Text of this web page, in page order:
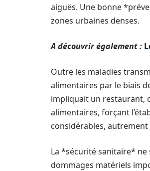
aiguës. Une bonne
zones urbaines denses.
A découvrir également :
Outre les maladies
alimentaires par le biais
impliquait un restaurant,
alimentaires, forçant
considérables,
La *sécurité sanitaire* ne
dommages matériels